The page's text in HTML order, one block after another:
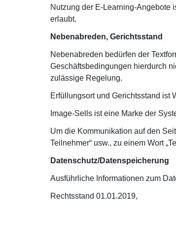
Nutzung der E-Learning-Angebote
erlaubt.
Nebenabreden, Gerichtsstand
Nebenabreden bedürfen der
Geschäftsbedingungen hierdurch
zulässige Regelung.
Erfüllungsort und Gerichtsstand ist
Image-Sells ist eine Marke der
Um die Kommunikation auf den
Teilnehmer“ usw., zu einem Wort
Datenschutz/Datenspeicherung
Ausführliche Informationen zum
Rechtsstand 01.01.2019,